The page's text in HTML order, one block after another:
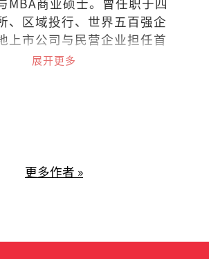
、区域投行、世界五百强企
上市公司与民营企业担任首
）。热衷于企业策略、战
展开更多
更多作者 »